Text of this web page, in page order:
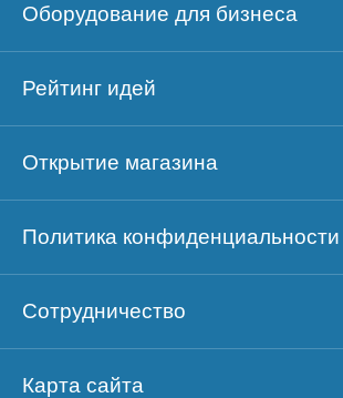
Оборудование для бизнеса
Рейтинг идей
Открытие магазина
Политика конфиденциальности
Сотрудничество
Карта сайта